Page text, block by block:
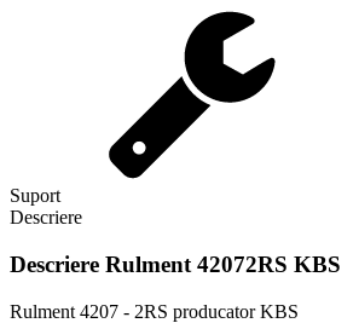
Suport
Descriere
Descriere Rulment 42072RS KBS
Rulment 4207 - 2RS producator KBS